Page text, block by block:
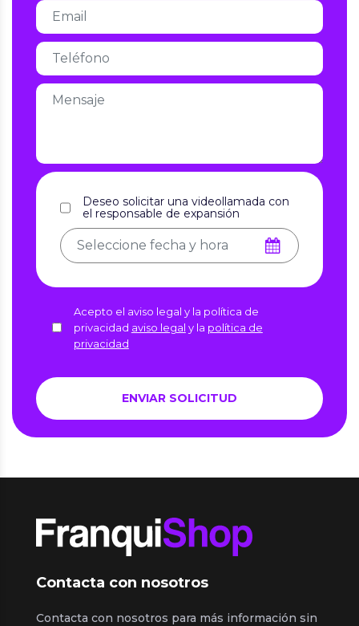
Deseo solicitar una videollamada con
el responsable de expansión
Acepto el aviso legal y la política de
privacidad aviso legal y la política de
privacidad
Contacta con nosotros
Contacta con nosotros para más información sin